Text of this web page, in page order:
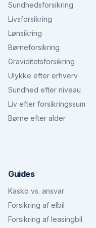
Sundhedsforsikring
Livsforsikring
Lønsikring
Børneforsikring
Graviditetsforsikring
Ulykke efter erhverv
Sundhed efter niveau
Liv efter forsikringssum
Børne efter alder
Guides
Kasko vs. ansvar
Forsikring af elbil
Forsikring af leasingbil